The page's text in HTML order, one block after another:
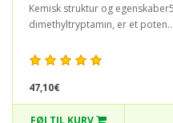
Kemisk struktur og
dimethyltryptamin, er et poten..
47,10€
FØJ TIL KURV